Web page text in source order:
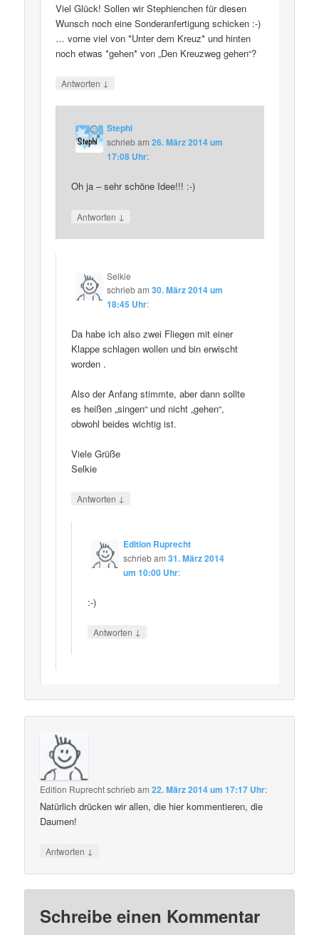
Viel Glück! Sollen wir Stephienchen für diesen
Wunsch noch eine Sonderanfertigung schicken :-)
… vorne viel von *Unter dem Kreuz* und hinten
noch etwas *gehen* von „Den Kreuzweg gehen“?
Antworten ↓
Stephi
schriebam26. März 2014 um
17:08 Uhr:
Oh ja – sehr schöne Idee!!! :-)
Antworten ↓
Selkie
schriebam30. März 2014 um
18:45 Uhr:
Da habe ich also zwei Fliegen mit einer
Klappe schlagen wollen und bin erwischt
worden .
Also der Anfang stimmte, aber dann sollte
es heißen „singen“ und nicht „gehen“,
obwohl beides wichtig ist.
Viele Grüße
Selkie
Antworten ↓
Edition Ruprecht
schriebam 31. März 2014
um 10:00 Uhr:
:-)
Antworten ↓
Edition Ruprechtschriebam22. März 2014 um 17:17 Uhr:
Natürlich drücken wir allen, die hier kommentieren, die
Daumen!
Antworten ↓
Schreibe einen Kommentar